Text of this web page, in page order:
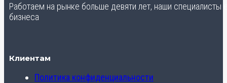
Работаем на рынке больше девяти лет, наши
бизнеса
Клиентам
Политика конфиденциальности